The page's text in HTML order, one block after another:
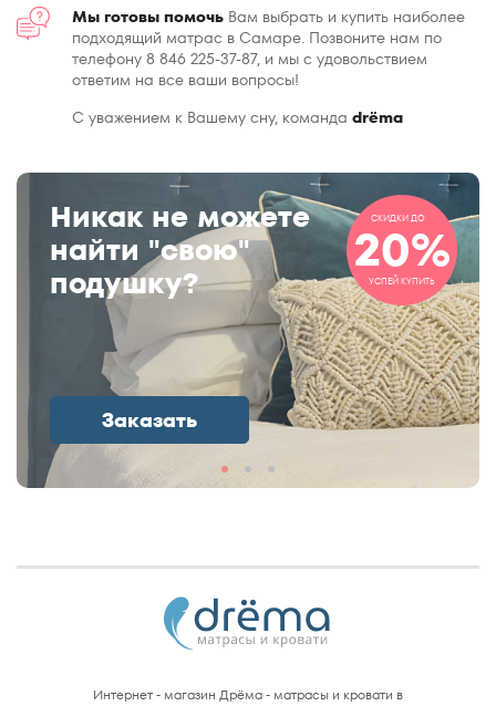
Мы готовы помочь Вам выбрать и купить наиболее
подходящий матрас в Самаре. Позвоните нам по
телефону 8 846 225-37-87, и мы с удовольствием
ответим на все ваши вопросы!
С уважением к Вашему сну, команда drёma
Никак не можете
найти "свою"
подушку?
Заказать
СКИДКИ ДО
20%
УСПЕЙ КУПИТЬ
Интернет - магазин Дрёма - матрасы и кровати в